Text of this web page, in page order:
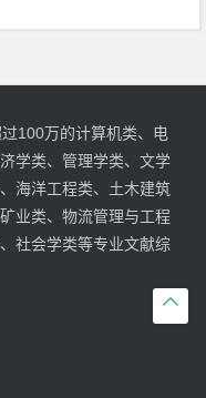

100万的计算机类、电
学类、管理学类、文学
海洋工程类、土木建筑
业类、物流管理与工程
社会学类等专业文献综